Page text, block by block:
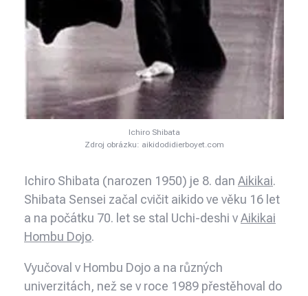
Ichiro Shibata
Zdroj obrázku: aikidodidierboyet.com
Ichiro Shibata (narozen 1950) je 8. dan Aikikai.
Shibata Sensei začal cvičit aikido ve věku 16 let
a na počátku 70. let se stal Uchi-deshi vAikikai
Hombu Dojo.
Vyučoval v Hombu Dojo a na různých
univerzitách, než se v roce 1989 přestěhoval do